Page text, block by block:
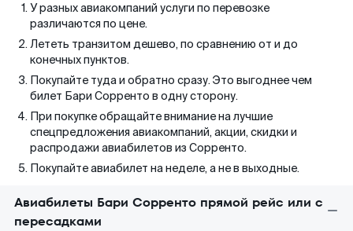
У разных авиакомпаний услуги по перевозке
различаются по цене.
Лететь транзитом дешево, по сравнению от и до
конечных пунктов.
Покупайте туда и обратно сразу. Это выгоднее чем
билет Бари Сорренто в одну сторону.
При покупке обращайте внимание на лучшие
спецпредложения авиакомпаний, акции, скидки и
распродажи авиабилетов из Сорренто.
Покупайте авиабилет на неделе, а не в выходные.
Авиабилеты Бари Сорренто прямой рейс или с
пересадками